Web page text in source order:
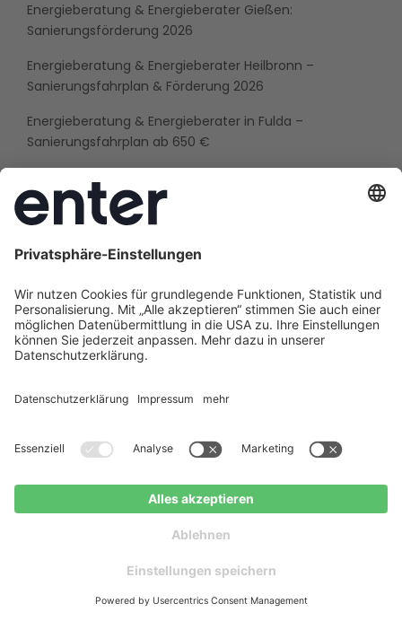
Energieberatung & Energieberater Gießen:
Sanierungsförderung 2026
Energieberatung & Energieberater Heilbronn –
Sanierungsfahrplan & Förderung 2026
Energieberatung & Energieberater in Fulda –
Sanierungsfahrplan ab 650 €
Jetzt beraten lassen
Mönchengladbach
Energieberatung Erlangen: Förderung, iSFP &
Sanierungsfahrplan
Energieberatung Essen: Zertifizierter Energieberater für
Ihre Sanierung
Energieberatung Esslingen – Zertifizierte Energieberater
Energieberatung Frankfurt am Main – Förderung,
Energieberatung Freiburg: Kosten, Förderung &
Sanierungsfahrplan 2026
Energieberatung Günzburg – Zertifizierter